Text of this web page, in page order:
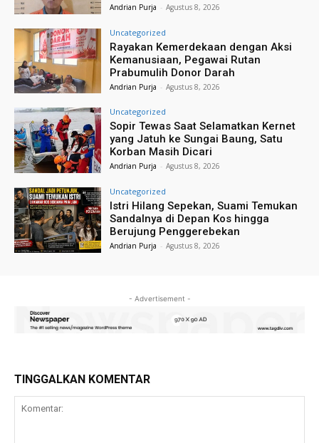
Andrian Purja - Agustus 8, 2026
Uncategorized
Rayakan Kemerdekaan dengan Aksi
Kemanusiaan, Pegawai Rutan
Prabumulih Donor Darah
Andrian Purja - Agustus 8, 2026
Uncategorized
Sopir Tewas Saat Selamatkan Kernet
yang Jatuh ke Sungai Baung, Satu
Korban Masih Dicari
Andrian Purja - Agustus 8, 2026
Uncategorized
Istri Hilang Sepekan, Suami Temukan
Sandalnya di Depan Kos hingga
Berujung Penggerebekan
Andrian Purja - Agustus 8, 2026
- Advertisement -
TINGGALKAN KOMENTAR